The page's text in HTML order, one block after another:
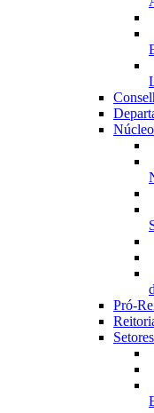
Pró-
Setores